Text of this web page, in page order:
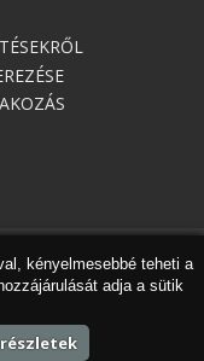
jog fenntartva
Expedient
Kft.
kényelmesebbé teheti a
adja a sütik